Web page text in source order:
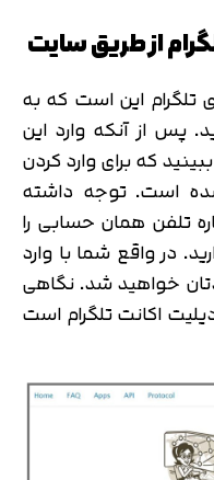
از طریق سایت
تلگرام این است که به
پس از آنکه وارد این
که برای وارد کردن
است. توجه داشته
تلفن همان حسابی را
در واقع شما با وارد
خواهید شد. نگاهی
اکانت تلگرام است